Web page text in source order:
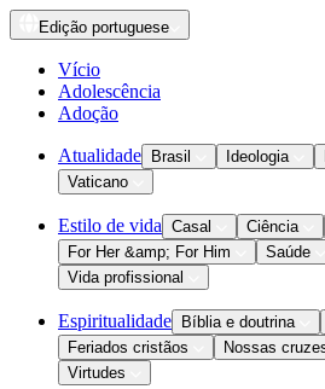
Edição portuguese
Vício
Adolescência
Adoção
Atualidade Brasil Ideologia
Vaticano
Estilo de vida Casal Ciência
For Her &amp; For Him
Saúde
Vida profissional
Espiritualidade Bíblia e doutrina
Feriados cristãos
Nossas
Virtudes